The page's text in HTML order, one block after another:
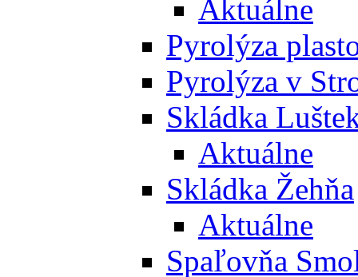
Aktuálne
Pyrolýza
Pyrolýza v
Skládka
Aktuálne
Skládka Žehňa
Aktuálne
Spaľovňa